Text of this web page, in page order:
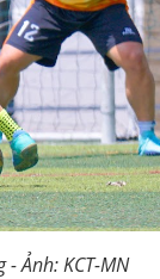
Ảnh: KCT-MN